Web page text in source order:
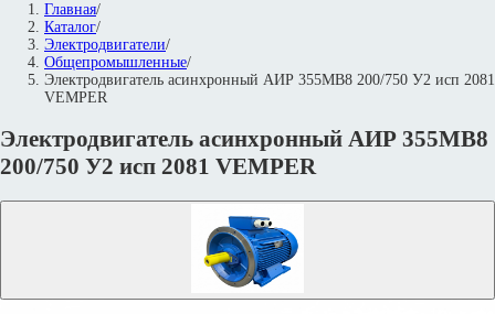
Главная/
Каталог/
Электродвигатели/
Общепромышленные/
Электродвигатель асинхронный АИР 355МВ8 200/750 У2 исп 2081
VEMPER
Электродвигатель асинхронный АИР 355МВ8
200/750 У2 исп 2081 VEMPER